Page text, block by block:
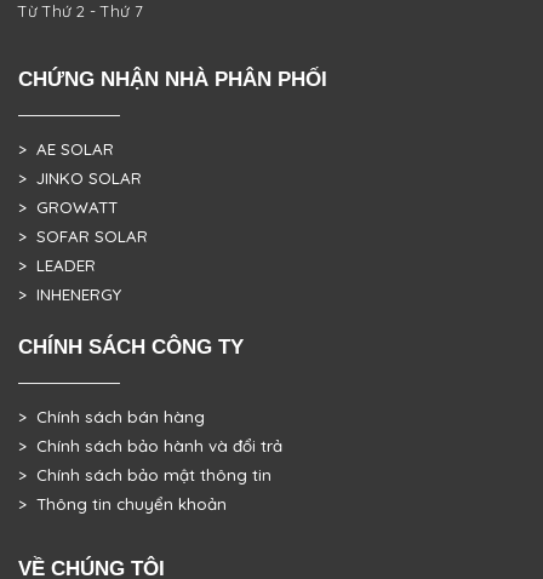
Từ Thứ 2 - Thứ 7
CHỨNG NHẬN NHÀ PHÂN PHỐI
> AE SOLAR
> JINKO SOLAR
> GROWATT
> SOFAR SOLAR
> LEADER
> INHENERGY
CHÍNH SÁCH CÔNG TY
> Chính sách bán hàng
> Chính sách bảo hành và đổi trả
> Chính sách bảo mật thông tin
> Thông tin chuyển khoản
VỀ CHÚNG TÔI